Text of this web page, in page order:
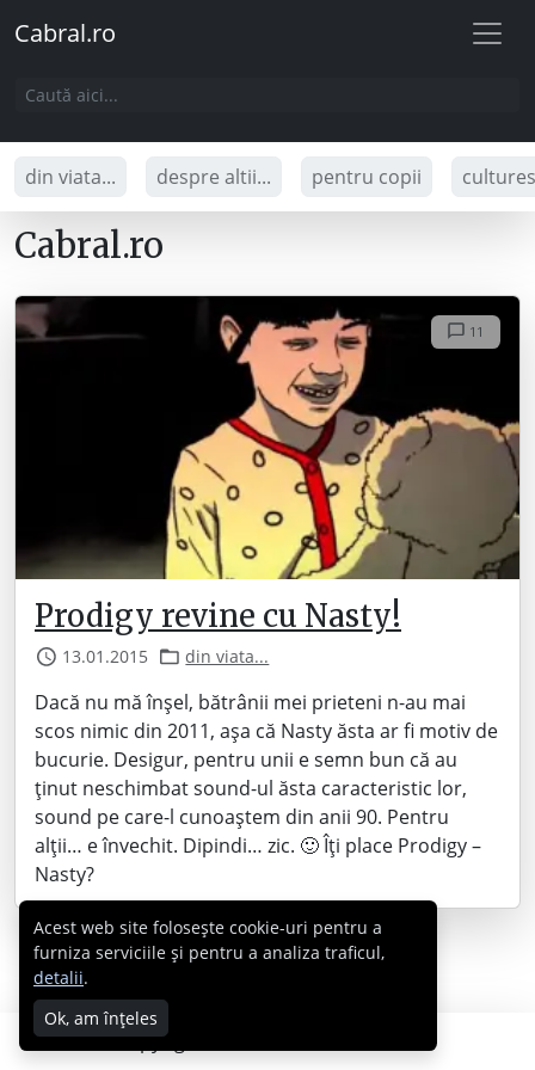
Cabral.ro
din viata... despre altii... pentru copii
Cabral.ro
11
Prodigy revine cu Nasty!
13.01.2015 din viata...
Dacă nu mă înșel, bătrânii mei prieteni n-au mai
scos nimic din 2011, așa că Nasty ăsta ar fi motiv de
bucurie. Desigur, pentru unii e semn bun că au
ținut neschimbat sound-ul ăsta caracteristic lor,
sound pe care-l cunoaștem din anii 90. Pentru
alții… e învechit. Dipindi… zic. 🙂 Îți place Prodigy –
Nasty?
Copyright © 2007 - 2026 Cabral.ro
Acest web site folosește cookie-uri pentru a
furniza serviciile și pentru a analiza traficul,
detalii.
Ok, am înțeles